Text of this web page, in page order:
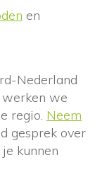
en
Nederland
we
regio. Neem
gesprek over
kunnen